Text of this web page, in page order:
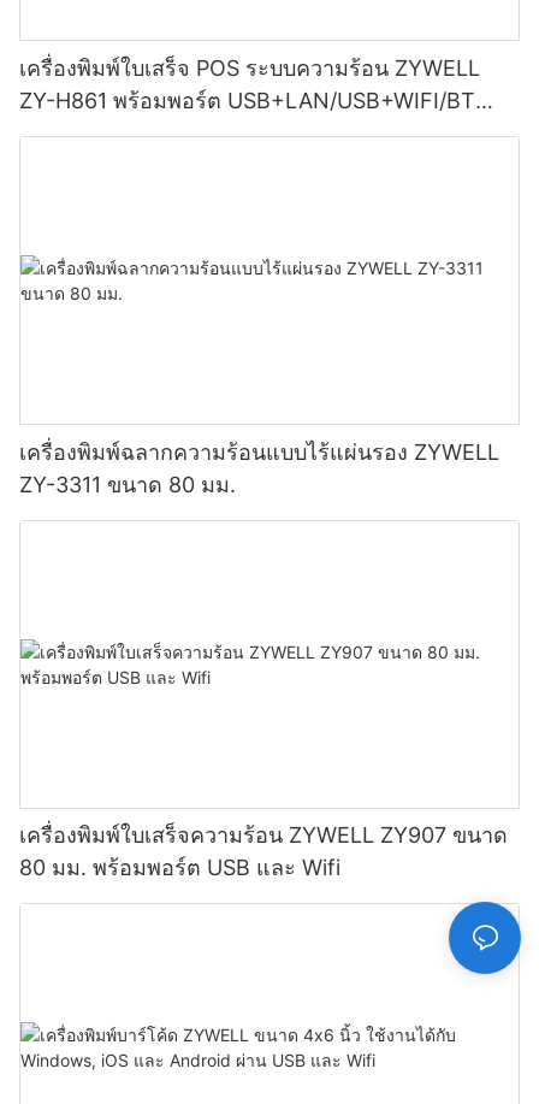
เครื่องพิมพ์ใบเสร็จ POS ระบบความร้อน ZYWELL
ZY-H861 พร้อมพอร์ต USB+LAN/USB+WIFI/BT
(เลือกได้) สีดำ
เครื่องพิมพ์ฉลากความร้อนแบบไร้แผ่นรอง ZYWELL
ZY-3311 ขนาด 80 มม.
เครื่องพิมพ์ใบเสร็จความร้อน ZYWELL ZY907 ขนาด
80 มม. พร้อมพอร์ต USB และ Wifi